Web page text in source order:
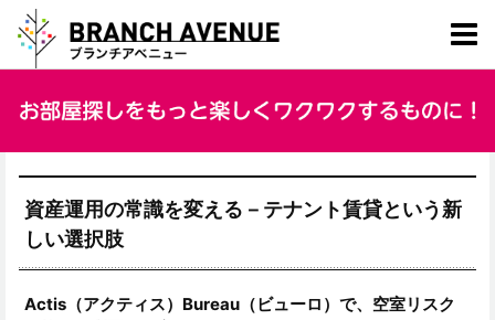
資産運用の常識を変える－テナント賃貸という新
しい選択肢
Actis（アクティス）Bureau（ビューロ）で、空室リスク